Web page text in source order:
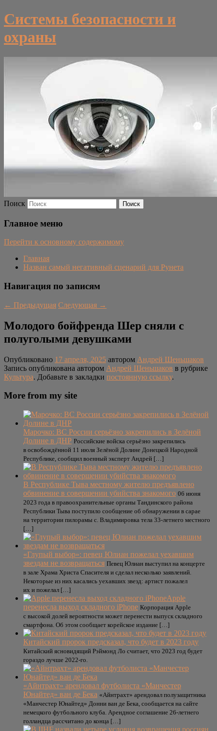
Системы безопасности и
охраны
Поиск
Главное меню
Перейти к основному содержимому
Главная
Назван самый негативный сценарий для Рунета
Навигация по записям
← Предыдущая Следующая →
Молодого бойфренда Шер сняли с
полуголыми девушками
Опубликовано 17 апреля, 2025 автором Андрей Шеньшаков
Запись опубликована автором Андрей Шеньшаков в рубрике
Культура. Добавьте в закладки постоянную ссылку.
More from my site
Марочко: ВС России серьёзно закрепились в Зелёной
Долине в ДНР Российские войска серьёзно закрепились
в освобождённой 11 июля Зелёной Долине Донецкой Народной
Республике, сообщил военный эксперт Андрей […]
В Республике Тыва местному жителю предъявлено
обвинение в совершении убийства знакомого 06 июня
2023 года в правоохранительные органы Тандинского района
Республики Тыва поступило сообщение об обнаружении в сарае
на территории пилорамы с. Владимировка тела 33-летнего местного
[…]
«Глупый выбор»: певец Юлиан пожелал уехавшим
звездам не возвращаться Певец Юлиан выступил на концерте
в зале Храма Христа Спасителя и сделал несколько заявлений.
Некоторые из них касались уехавших звезд: артист пожалел
их и пожелал […]
Apple
перенесла выход складного iPhone Корпорация Apple
с высокой долей вероятности может перенести выпуск складного
смартфона. Об этом сообщает корейское издание […]
Китайский пророк предсказал, что будет в 2023 году
Китайский ясновидящий Рэймонд Ло считает, что 2023 год будет
гораздо лучше 2022-го.
«Айнтрахт» арендовал футболиста «Манчестер
Юнайтед» ван де Бека «Айнтрахт» арендовал полузащитника
«Манчестер Юнайтед» Донни ван де Бека, сообщается на сайте
немецкого футбольного клуба. Арендное соглашение 26‑летнего
голландца рассчитано до конца […]